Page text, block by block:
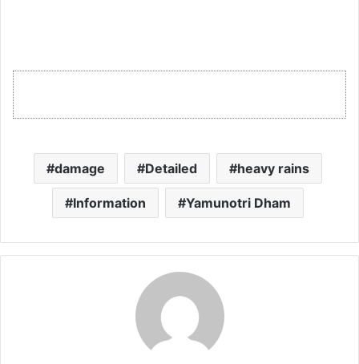
damage Detailed heavy rains
Information Yamunotri Dham